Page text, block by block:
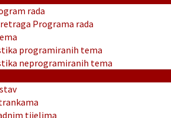
rada
Programa rada
programiranih tema
neprogramiranih tema
tijelima